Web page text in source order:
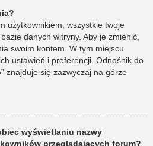
użytkownikiem, wszystkie twoje
danych witryny. Aby je zmienić,
swoim kontem. W tym miejscu
ustawień i preferencji. Odnośnik do
znajduje się zazwyczaj na górze
wyświetlaniu nazwy
przeglądających forum?